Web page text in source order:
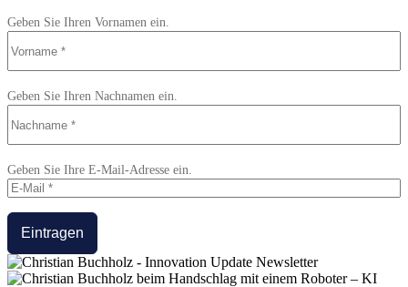
Geben Sie Ihren Vornamen ein.
Geben Sie Ihren Nachnamen ein.
Geben Sie Ihre E-Mail-Adresse ein.
Eintragen